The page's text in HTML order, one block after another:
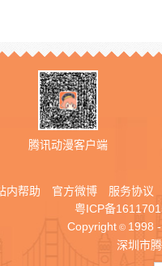
腾讯动漫客户端
内帮助 官方微博 服务协议
粤ICP备
Copyright © 1998
深圳市